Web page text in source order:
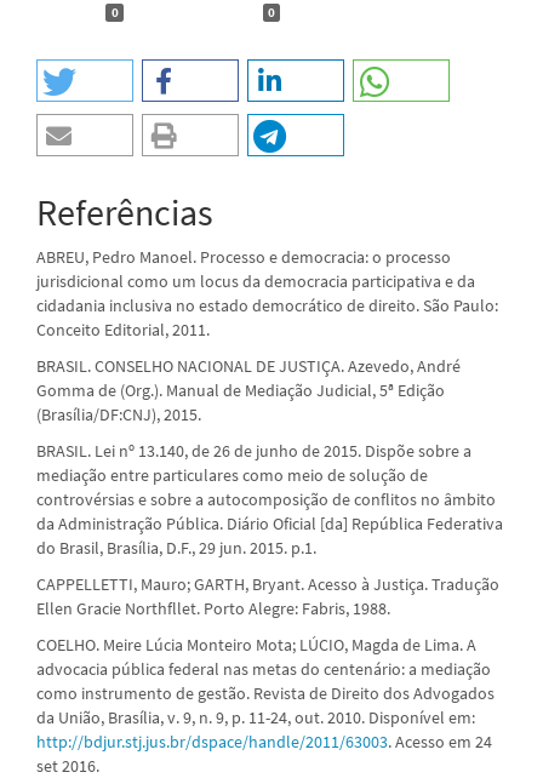
0 0
Referências
ABREU, Pedro Manoel. Processo e democracia: o processo
jurisdicional como um locus da democracia participativa e da
cidadania inclusiva no estado democrático de direito. São Paulo:
Conceito Editorial, 2011.
BRASIL. CONSELHO NACIONAL DE JUSTIÇA. Azevedo, André
Gomma de (Org.). Manual de Mediação Judicial, 5ª Edição
(Brasília/DF:CNJ), 2015.
BRASIL. Lei nº 13.140, de 26 de junho de 2015. Dispõe sobre a
mediação entre particulares como meio de solução de
controvérsias e sobre a autocomposição de conflitos no âmbito
da Administração Pública. Diário Oficial [da] República Federativa
do Brasil, Brasília, D.F., 29 jun. 2015. p.1.
CAPPELLETTI, Mauro; GARTH, Bryant. Acesso à Justiça. Tradução
Ellen Gracie Northfllet. Porto Alegre: Fabris, 1988.
COELHO. Meire Lúcia Monteiro Mota; LÚCIO, Magda de Lima. A
advocacia pública federal nas metas do centenário: a mediação
como instrumento de gestão. Revista de Direito dos Advogados
da União, Brasília, v. 9, n. 9, p. 11-24, out. 2010. Disponível em:
http://bdjur.stj.jus.br/dspace/handle/2011/63003. Acesso em 24
set 2016.